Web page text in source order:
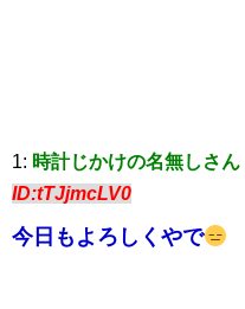
1: 時計じかけの名無しさん
ID:tTJjmcLV0
今日もよろしくやで